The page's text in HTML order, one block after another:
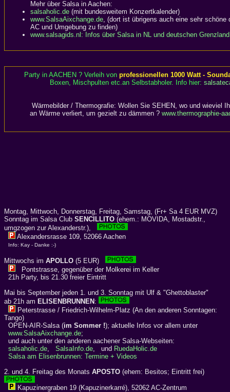
Mehr über Salsa in Aachen:
salsaholic.de (mit bundesweitem Konzertkalender)
www.SalsaAixchange.de, (dort ist übrigens auch eine sehr
AC und Umgebung zu finden)
www.salsagids.nl: Infos über Salsa in NL und deutschen Grenzland
Party in AACHEN ? Verleih von professionellen 1000 Watt -
Boxen, Mischpulten etc.an Selbstabholer. Info hier:
Wärmebilder / Thermografie: Wollen Sie SEHEN, wo und wieviel
an Wärme verliert, um gezielt zu dämmen ? www.thermographie-
Montag, Mittwoch, Donnerstag, Freitag, Samstag, (Fr+ Sa 4 EUR MVZ)
Sonntag im Salsa Club SENCILLITO (ehem.: MOVIDA, Mostadstr.,
umgzogen zur Alexanderstr.),
Alexandersrasse 109, 52066 Aachen
Info: Kay - Danke :-)
Mittwochs im APOLLO (5 EUR)
Pontstrasse, gegenüber der Molkerei im Keller
21h Party, bis 21.30 freier Eintritt
Mai bis September jeden 1. und 3. Sonntag mit Ulf & "Ghettoblaster"
ab 21h am ELISENBRUNNEN :
Peterstrasse / Friedrich-Wilhelm-Platz (An den anderen Sonntagen:
Tango)
OPEN-AIR-Salsa (im Sommer !); aktuelle Infos vor allem unter
www.SalsaAixchange.de;
und auch unter den anderen aachener Salsa-Webseiten:
salsaholic.de, SalsaInfo.de, und RuedaHolic.de
Salsa am Elisenbrunnen: Termine + Videos
2. und 4. Freitag des Monats APOSTO (ehem: Besitos; Eintritt frei)
Kapuzinergraben 19 (Kapuzinerkarré), 52062 AC-Zentrum